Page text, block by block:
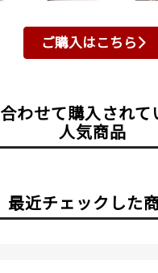
ご購入はこちら
合わせて購入されて
人気商品
最近チェックした